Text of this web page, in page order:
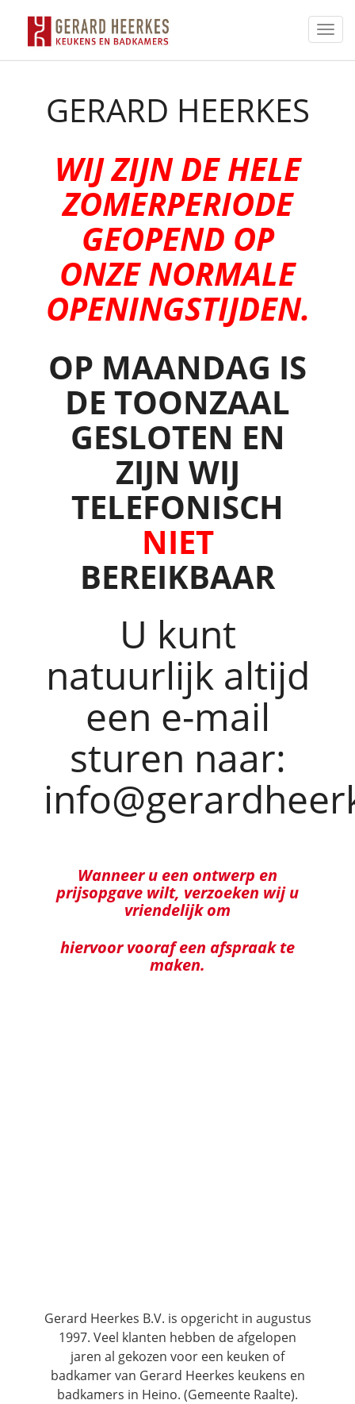
GERARD HEERKES
WIJ ZIJN DE HELE
ZOMERPERIODE
GEOPEND OP
ONZE NORMALE
OPENINGSTIJDEN.
OP MAANDAG IS
DE TOONZAAL
GESLOTEN EN
ZIJN WIJ
TELEFONISCH
NIET
BEREIKBAAR
U kunt
natuurlijk altijd
een e-mail
sturen naar:
Wanneer u een ontwerp en
prijsopgave wilt, verzoeken wij u
vriendelijkom
hiervoor vooraf een afspraak te
maken.
Gerard Heerkes B.V. is opgericht in augustus
1997. Veel klanten hebben de afgelopen
jaren al gekozen voor een keuken of
badkamer van Gerard Heerkes keukens en
badkamers in Heino. (Gemeente Raalte).